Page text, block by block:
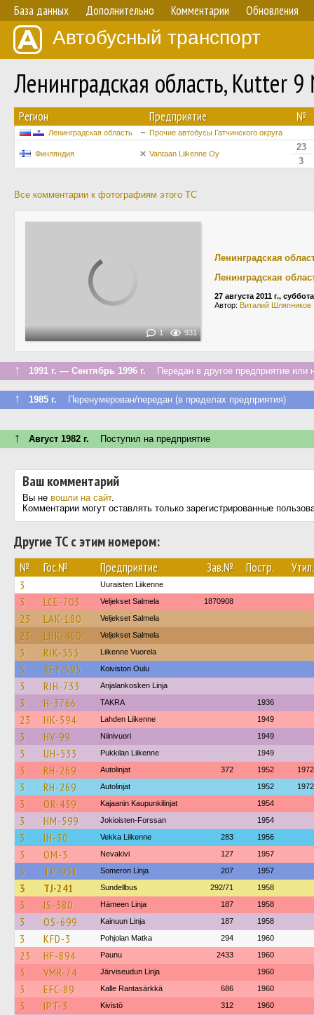
База данных Дополнительно Комментарии Обновления
Автобусный транспорт
Ленинградская область, Kutter
Регион Предприятие №
Ленинградская область Прочие автобусы Гатчинского округа
Финляндия Vantaan Liikenne Oy
23
3
Все комментарии к фотографиям этого ТС
1 931
Ленинградская
Ленинградская
27 августа 2011 г., суббота
Автор: Виталий Шляпникoв
↑ 1991 г. — Сентябрь 1996 г. Передан в другое предприятие или
↑ 1985 г. Перенумерован/передан (в пределах предприятия)
↑ Август 1982 г. Поступил на предприятие
Ваш комментарий
Вы не вошли на сайт.
Комментарии могут оставлять только зарегистрированные
Другие ТС с этим номером:
№ Гос.№ Предприятие Зав.№ Постр. Утил.
3 Uuraisten Liikenne
3 LCE-703 Veljekset Salmela 1870908
23 LAK-180 Veljekset Salmela
23 LHK-460 Veljekset Salmela
3 RJK-553 Liikenne Vuorela
3 XEY-595 Koiviston Oulu
3 RJH-733 Anjalankosken Linja
3 H-3766 TAKRA 1936
23 HK-594 Lahden Liikenne 1949
3 HV-99 Niinivuori 1949
3 UH-533 Pukkilan Liikenne 1949
3 RH-269 Autolinjat 372 1952 1972
3 RH-269 Autolinjat 1952 1972
3 OR-439 Kajaanin Kaupunkilinjat 1954
3 HM-599 Jokioisten-Forssan 1954
3 IH-30 Vekka Liikenne 283 1956
3 OM-3 Nevakivi 127 1957
3 TP-931 Someron Linja 207 1957
3 TJ-241 Sundellbus 292/71 1958
3 IS-380 Hämeen Linja 187 1958
3 OS-699 Kainuun Linja 187 1958
3 KFD-3 Pohjolan Matka 294 1960
23 HF-894 Paunu 2433 1960
3 VMR-74 Järviseudun Linja 1960
3 EFC-89 Kalle Rantasärkkä 686 1960
3 IPT-3 Kivistö 312 1960